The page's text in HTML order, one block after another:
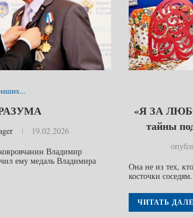
19.02.2026
Владимир
ему медаль Владимира
«Я ЗА
тайны
Она не из тех,
косточки
ЧИТАТЬ